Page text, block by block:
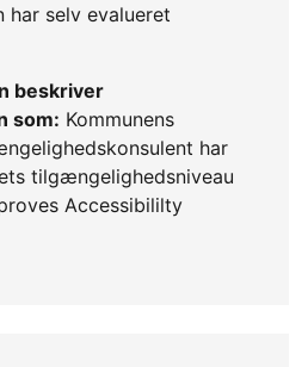
selv evalueret
beskriver
som: Kommunens
har
tilgængelighedsniveau
Accessibililty